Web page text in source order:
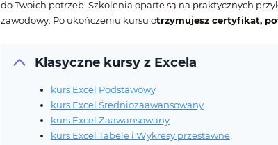
do Twoich potrzeb. Szkolenia oparte są na praktycznych
zawodowy. Po ukończeniu kursu otrzymujesz certyfikat,
Klasyczne kursy z Excela
kurs Excel Podstawowy
kurs Excel Średniozaawansowany
kurs Excel Zaawansowany
kurs Excel Tabele i Wykresy przestawne